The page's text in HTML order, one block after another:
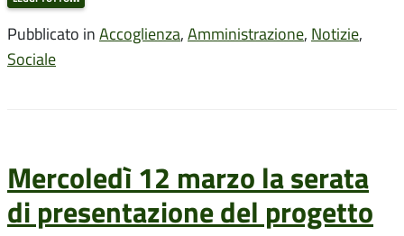
Pubblicato in Accoglienza, Amministrazione, Notizie,
Sociale
Mercoledì 12 marzo la serata
di presentazione del progetto